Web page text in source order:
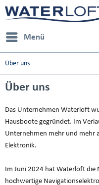
Menü
Über uns
Über uns
Das Unternehmen Waterloft
Hausboote gegründet. Im
Unternehmen mehr und mehr
Elektronik.
Im Juni 2024 hat Waterloft die
hochwertige